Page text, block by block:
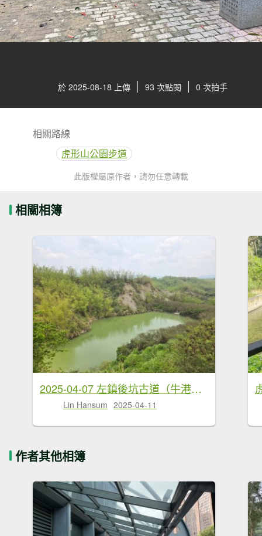
於 2025-08-18 上傳 93 次點閱 0 次拍手
相關路線
虎形山公園步道
此版權屬原作者，請勿任意轉載
相關相簿
2025-04-07 左鎮後坑古道（牛港嶺）
Lin Hansum 2025-04-11
作者其他相簿